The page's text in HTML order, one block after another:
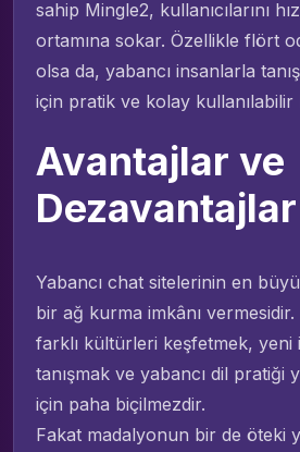
sahip Mingle2, kullanıcılarını
ortamına sokar. Özellikle flört
olsa da, yabancı insanlarla
için pratik ve kolay
Avantajlar ve
Dezavantajlar
Yabancı chat sitelerinin en
bir ağ kurma imkânı vermesidir.
farklı kültürleri keşfetmek, yeni
tanışmak ve yabancı dil pratiği
için paha biçilmezdir.
Fakat madalyonun bir de öteki